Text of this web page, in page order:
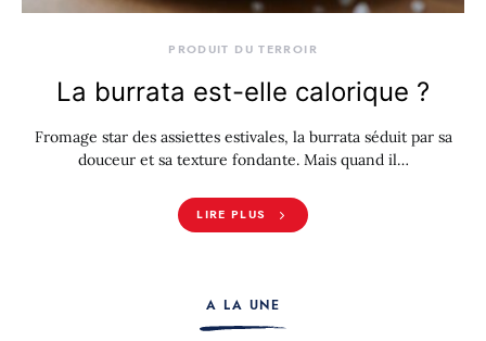
PRODUIT DU TERROIR
La burrata est-elle calorique ?
Fromage star des assiettes estivales, la burrata séduit par sa
douceur et sa texture fondante. Mais quand il…
LIRE PLUS
A LA UNE